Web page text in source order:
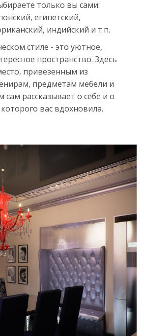
только вы сами:
египетский,
индийский и т.п.
стиле - это уютное,
пространство. Здесь
привезенным из
предметам мебели и
рассказывает о себе и о
вас вдохновила.